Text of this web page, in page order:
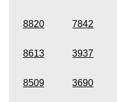
8820 7842
8613 3937
8509 3690